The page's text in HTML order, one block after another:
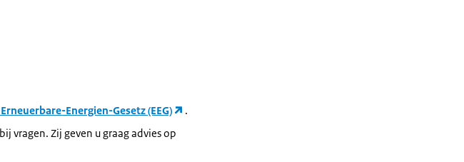
Energien-Gesetz (EEG)
.
vragen. Zij geven u graag advies op